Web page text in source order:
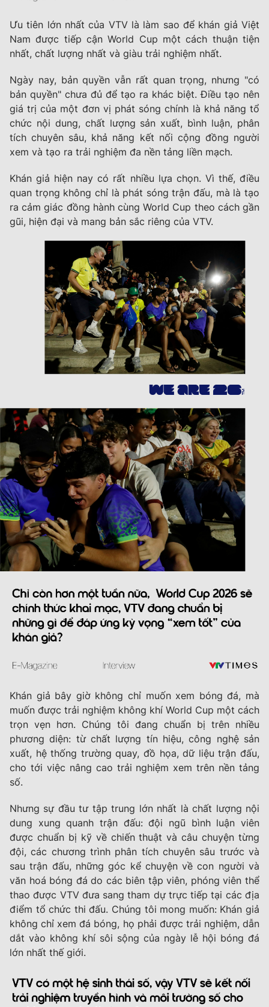
Ưu tiên lớn nhất của VTV là làm sao để khán giả Việt
Nam được tiếp cận World Cup một cách thuận tiện
nhất, chất lượng nhất và giàu trải nghiệm nhất.
Ngày nay, bản quyền vẫn rất quan trọng, nhưng "có
bản quyền" chưa đủ để tạo ra khác biệt. Điều tạo nên
giá trị của một đơn vị phát sóng chính là khả năng tổ
chức nội dung, chất lượng sản xuất, bình luận, phân
tích chuyên sâu, khả năng kết nối cộng đồng người
xem và tạo ra trải nghiệm đa nền tảng liền mạch.
Khán giả hiện nay có rất nhiều lựa chọn. Vì thế, điều
quan trọng không chỉ là phát sóng trận đấu, mà là tạo
ra cảm giác đồng hành cùng World Cup theo cách gần
gũi, hiện đại và mang bản sắc riêng của VTV.
Khán giả bây giờ không chỉ muốn xem bóng đá, mà
muốn được trải nghiệm không khí World Cup một cách
trọn vẹn hơn. Chúng tôi đang chuẩn bị trên nhiều
phương diện: từ chất lượng tín hiệu, công nghệ sản
xuất, hệ thống trường quay, đồ họa, dữ liệu trận đấu,
cho tới việc nâng cao trải nghiệm xem trên nền tảng
số.
Nhưng sự đầu tư tập trung lớn nhất là chất lượng nội
dung xung quanh trận đấu: đội ngũ bình luận viên
được chuẩn bị kỹ về chiến thuật và câu chuyện từng
đội, các chương trình phân tích chuyên sâu trước và
sau trận đấu, những góc kể chuyện về con người và
văn hoá bóng đá do các biên tập viên, phóng viên thể
thao được VTV đưa sang tham dự trực tiếp tại các địa
điểm tổ chức thi đấu. Chúng tôi mong muốn: Khán giả
không chỉ xem đá bóng, họ phải được trải nghiệm, dẫn
dắt vào không khí sôi sộng của ngày lễ hội bóng đá
lớn nhất thế giới.